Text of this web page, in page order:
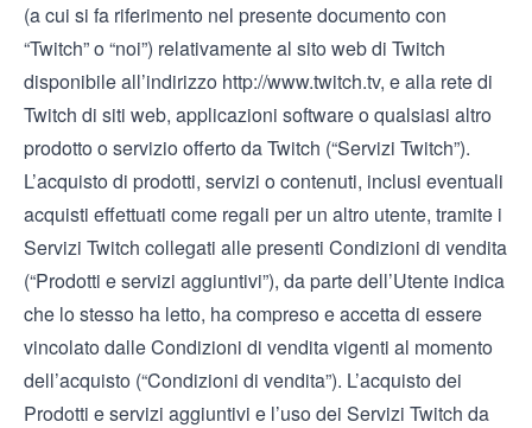
(a cui si fa riferimento nel presente documento con
“Twitch” o “noi”) relativamente al sito web di Twitch
disponibile all’indirizzo http://www.twitch.tv, e alla rete di
Twitch di siti web, applicazioni software o qualsiasi altro
prodotto o servizio offerto da Twitch (“Servizi Twitch”).
L’acquisto di prodotti, servizi o contenuti, inclusi eventuali
acquisti effettuati come regali per un altro utente, tramite i
Servizi Twitch collegati alle presenti Condizioni di vendita
(“Prodotti e servizi aggiuntivi”), da parte dell’Utente indica
che lo stesso ha letto, ha compreso e accetta di essere
vincolato dalle Condizioni di vendita vigenti al momento
dell’acquisto (“Condizioni di vendita”). L’acquisto dei
Prodotti e servizi aggiuntivi e l’uso dei Servizi Twitch da